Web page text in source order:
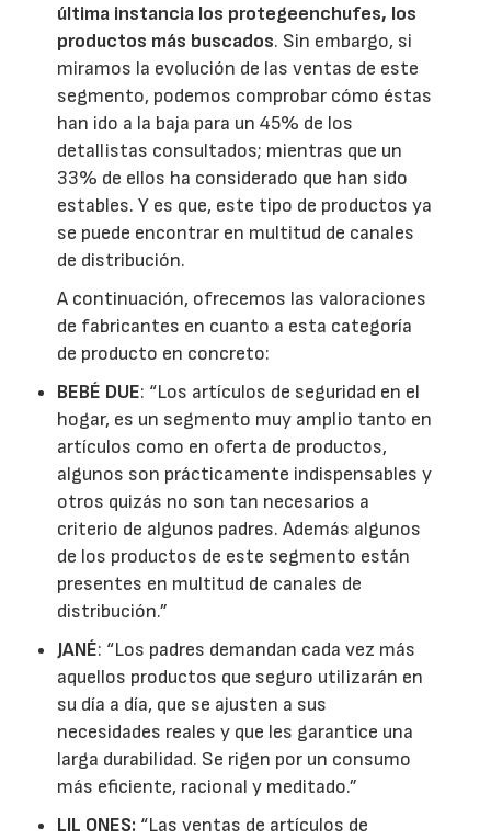
última instancia los protegeenchufes, los
productos más buscados. Sin embargo, si
miramos la evolución de las ventas de este
segmento, podemos comprobar cómo éstas
han ido a la baja para un 45% de los
detallistas consultados; mientras que un
33% de ellos ha considerado que han sido
estables. Y es que, este tipo de productos ya
se puede encontrar en multitud de canales
de distribución.
A continuación, ofrecemos las valoraciones
de fabricantes en cuanto a esta categoría
de producto en concreto:
BEBÉ DUE: “Los artículos de seguridad en el
hogar, es un segmento muy amplio tanto en
artículos como en oferta de productos,
algunos son prácticamente indispensables y
otros quizás no son tan necesarios a
criterio de algunos padres. Además algunos
de los productos de este segmento están
presentes en multitud de canales de
distribución.”
JANÉ: “Los padres demandan cada vez más
aquellos productos que seguro utilizarán en
su día a día, que se ajusten a sus
necesidades reales y que les garantice una
larga durabilidad. Se rigen por un consumo
más eficiente, racional y meditado.”
LIL ONES: “Las ventas de artículos de